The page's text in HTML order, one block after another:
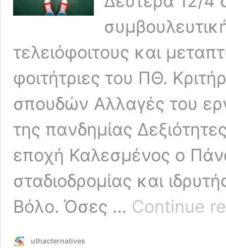
τελειόφοιτους και
φοιτήτριες του ΠΘ.
σπουδών Αλλαγές του
της πανδημίας
εποχή Καλεσμένος ο
σταδιοδρομίας και
Βόλο. Όσες … Continue
uthacternatives